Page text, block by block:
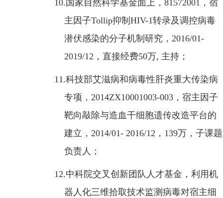
10. 国家自然科学基金面上， 81572001 ，宿
主因子Tollip抑制 HIV-1转录及调控病毒
潜伏感染的分子机制研究， 2016/01-
2019/12 ，直接经费50万, 主持；
11.科技部艾滋病和病毒性肝炎重大传染病
专项， 2014ZX10001003-003，宿主因子
靶向敲除与造血干细胞遗传改造平台的
建立， 2014/01- 2016/12 ， 139万，子课题
负责人；
12.中科院交叉创新团队人才基金，利用机
器人化三维拾取技术监测病毒对宿主细